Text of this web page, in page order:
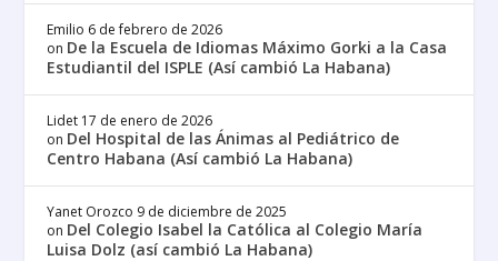
Emilio 6 de febrero de 2026
on De la Escuela de Idiomas Máximo Gorki a la Casa
Estudiantil del ISPLE (Así cambió La Habana)
Lidet 17 de enero de 2026
on Del Hospital de las Ánimas al Pediátrico de
Centro Habana (Así cambió La Habana)
Yanet Orozco 9 de diciembre de 2025
on Del Colegio Isabel la Católica al Colegio María
Luisa Dolz (así cambió La Habana)